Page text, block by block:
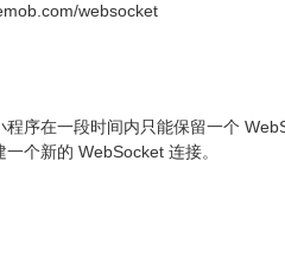
websocket
程序在一段时间内只能保留一个
个新的 WebSocket 连接。